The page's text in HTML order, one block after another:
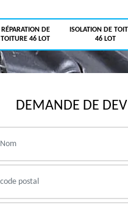
RÉPARATION DE
TOITURE 46 LOT
ISOLATION DE
46 LOT
DEMANDE DE